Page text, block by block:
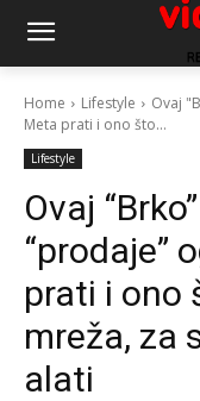
Home Lifestyle
Ovaj
Meta prati i ono što...
Lifestyle
Ovaj
“prodaje”
prati i ono
mreža, za
alati